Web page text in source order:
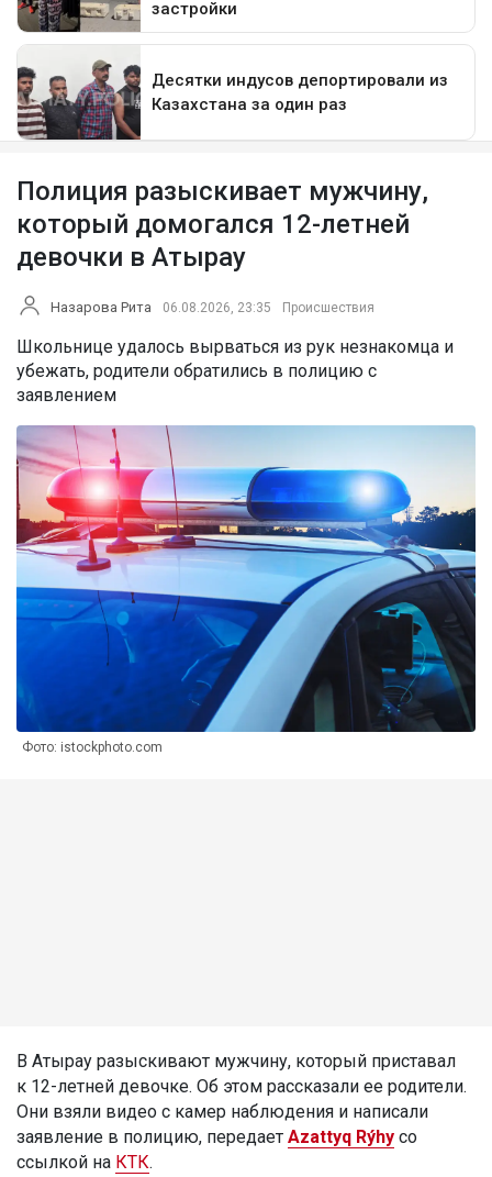
Полиция разыскивает мужчину,
который домогался 12-летней
девочки в Атырау
Назарова Рита 06.08.2026, 23:35 Происшествия
Школьнице удалось вырваться из рук незнакомца и
убежать, родители обратились в полицию с
заявлением
Фото: istockphoto.com
В Атырау разыскивают мужчину, который приставал
к 12-летней девочке. Об этом рассказали ее родители.
Они взяли видео с камер наблюдения и написали
заявление в полицию, передает Azattyq Rýhy со
ссылкой на КТК.